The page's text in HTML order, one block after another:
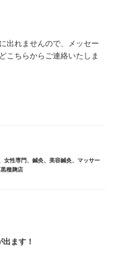
出れませんので、メッセー
こちらからご連絡いたしま
女性専門、鍼灸、美容鍼灸、マッサー
種麹店
ます！